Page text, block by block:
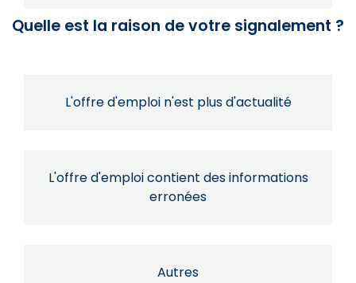
Quelle est la raison de votre signalement ?
L'offre d'emploi n'est plus d'actualité
L'offre d'emploi contient des informations
erronées
Autres